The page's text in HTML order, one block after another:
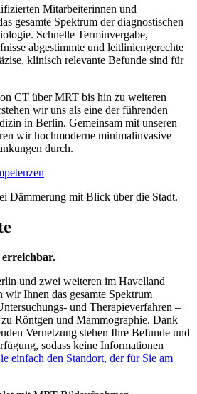
Mitarbeiterinnen und
gesamte Spektrum der diagnostischen
Schnelle Terminvergabe,
abgestimmte und leitliniengerechte
klinisch relevante Befunde sind für
CT über MRT bis hin zu weiteren
wir uns als eine der führenden
in Berlin. Gemeinsam mit unseren
wir hochmoderne minimalinvasive
durch.
erreichbar.
und zwei weiteren im Havelland
Ihnen das gesamte Spektrum
und Therapieverfahren –
Röntgen und Mammographie. Dank
Vernetzung stehen Ihre Befunde und
sodass keine Informationen
einfach den Standort, der für Sie am